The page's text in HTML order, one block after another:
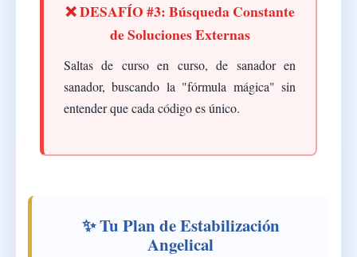
❌ DESAFÍO #3: Búsqueda Constante
de Soluciones Externas
Saltas de curso en curso, de sanador en
sanador, buscando la "fórmula mágica" sin
entender que cada código es único.
✨ Tu Plan de Estabilización
Angelical